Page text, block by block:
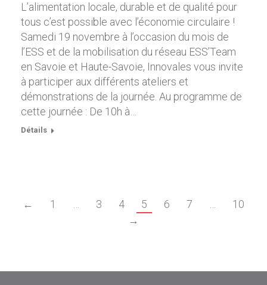
L’alimentation locale, durable et de qualité pour
tous c’est possible avec l’économie circulaire !
Samedi 19 novembre à l’occasion du mois de
l’ESS et de la mobilisation du réseau ESS’Team
en Savoie et Haute-Savoie, Innovales vous invite
à participer aux différents ateliers et
démonstrations de la journée. Au programme de
cette journée : De 10h à…
Détails
← 1 … 3 4 5 6 7 …
10
→